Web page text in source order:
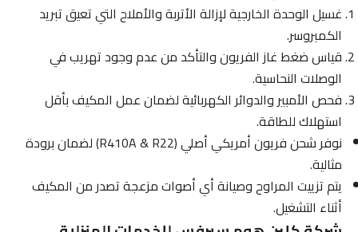
غسيل الوحدة الخارجية لإزالة الأتربة والأملاح التي تعيق تبريد
الكمبروسر.
قياس ضغط غاز الفريون والتأكد من عدم وجود تهريب في
الوصلات النحاسية.
فحص الأمبير والدوائر الكهربائية لضمان عمل المكيف بأقل
استهلاك للطاقة.
نوفر شحن فريون أمريكي أصلي (R410A & R22) لضمان برودة
مثالية.
يتم تزييت المراوح وصيانة أي أصوات مزعجة تصدر من المكيف
أثناء التشغيل.